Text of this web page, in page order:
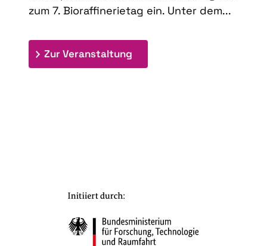
zum 7. Bioraffinerietag ein. Unter dem...
Zur Veranstaltung